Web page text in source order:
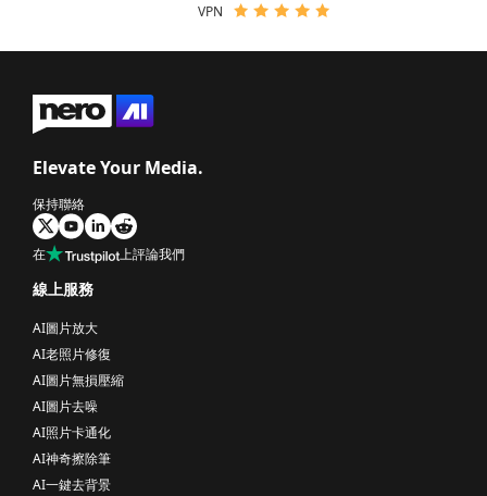
VPN
Elevate Your Media.
保持聯絡
在 上評論我們
線上服務
AI圖片放大
AI老照片修復
AI圖片無損壓縮
AI圖片去噪
AI照片卡通化
AI神奇擦除筆
AI一鍵去背景